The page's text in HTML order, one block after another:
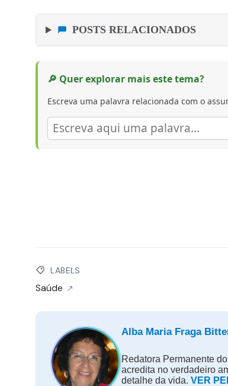
POSTS RELACIONADOS
🔎 Quer explorar mais este tema?
Escreva uma palavra relacionada com o
LABELS
Saúde
Alba Maria Fraga
Redatora Permanente
acredita no verdadeiro
detalhe da vida. VER